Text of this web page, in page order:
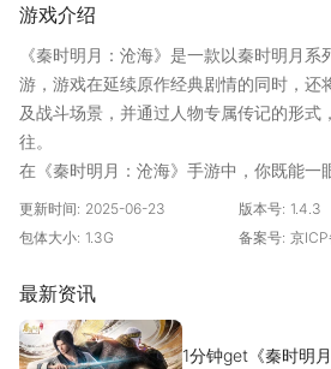
游戏介绍
《秦时明月：沧海》是一款以秦时明月
游，游戏在延续原作经典剧情的同时，还
及战斗场景，并通过人物专属传记的形式
往。
在《秦时明月：沧海》手游中，你既能一
能通关幻音叠嶂的层层阻碍，窥探到宝盒
盖聂等人一起踏上新的征程。
== 百家争鸣 重回秦时 ==
风华。王道、侠道你将如何选择？
更新时间: 2025-06-23 版本号: 1.4.3
包体大小: 1.3G 备案号: 京
最新资讯
1分钟get《秦时明